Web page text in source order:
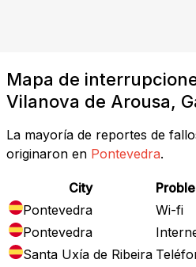
Mapa de
Vilanova de Arousa,
La mayoría de reportes de
originaron en Pontevedra.
City
Pontevedra
Wi-fi
Pontevedra
Santa Uxía de Ribeira